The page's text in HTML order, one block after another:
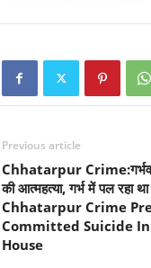
Previous article
Chhatarpur
की आत्महत्या, गर्भ में पल रहा
Chhatarpur Crime
Committed Suicide
House